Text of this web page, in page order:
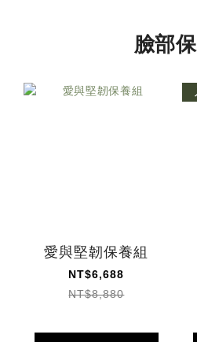
臉部
愛與堅韌保養組
NT$6,688
NT$8,880